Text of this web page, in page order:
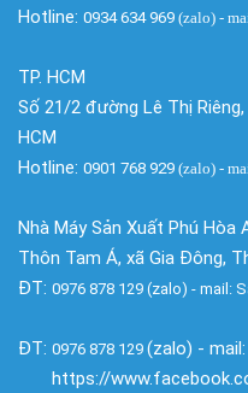
Hotline: 0934 634 969 (zalo) -
TP. HCM
Số 21/2 đường Lê Thị
HCM
Hotline: 0901 768 929 (zalo) -
Nhà Máy Sản Xuất Phú Hòa
Thôn Tam Á, xã Gia Đông,
ĐT: 0976 878 129 (zalo) - mail:
ĐT: 0976 878 129 (zalo) -
https://